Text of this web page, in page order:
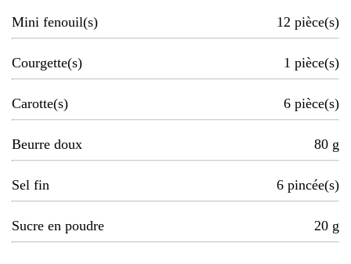
Mini fenouil(s) 12 pièce(s)
Courgette(s) 1 pièce(s)
Carotte(s) 6 pièce(s)
Beurre doux 80 g
Sel fin 6 pincée(s)
Sucre en poudre 20 g